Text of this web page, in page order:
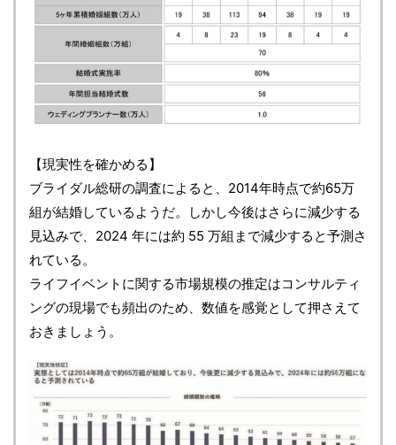
【現実性を確かめる】
ブライダル総研の調査によると、2014年時点で約65万
組が結婚しているようだ。しかし今後はさらに減少する
見込みで、2024 年には約 55 万組まで減少すると予測さ
れている。
ライフイベントに関する市場規模の推定はコンサルティ
ングの現場でも頻出のため、数値を感覚として押さえて
おきましょう。